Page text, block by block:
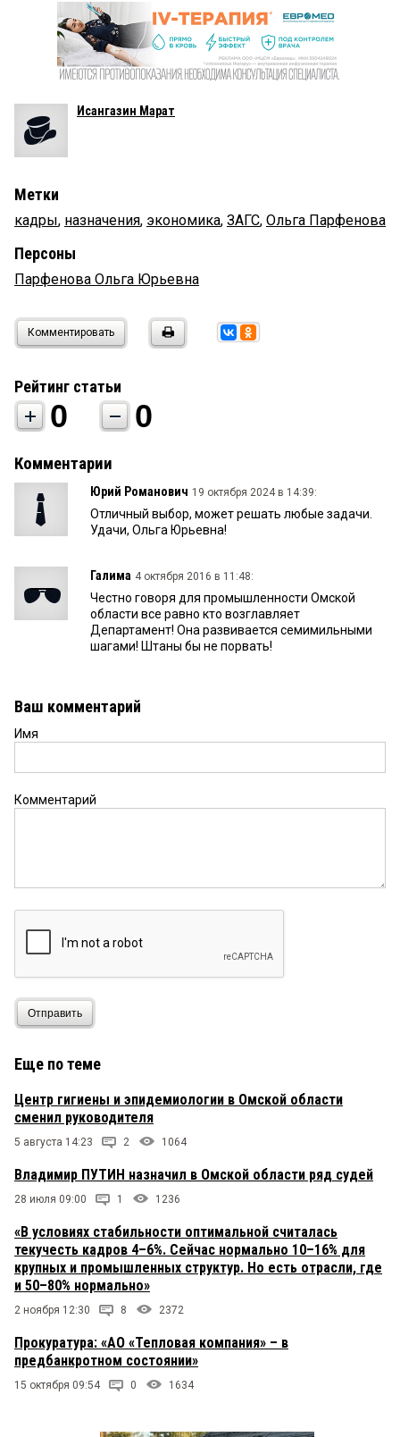
Исангазин Марат
Метки
кадры, назначения, экономика, ЗАГС, Ольга Парфенова
Персоны
Парфенова Ольга Юрьевна
Комментировать
Рейтинг статьи
0 0
Комментарии
Юрий Романович 19 октября 2024 в 14:39:
Отличный выбор, может решать любые задачи.
Удачи, Ольга Юрьевна!
Галима 4 октября 2016 в 11:48:
Честно говоря для промышленности Омской
области все равно кто возглавляет
Департамент! Она развивается семимильными
шагами! Штаны бы не порвать!
Ваш комментарий
Имя
Комментарий
Отправить
Еще по теме
Центр гигиены и эпидемиологии в Омской области
сменил руководителя
5 августа 14:23 2 1064
Владимир ПУТИН назначил в Омской области ряд судей
28 июля 09:00 1 1236
«В условиях стабильности оптимальной считалась
текучесть кадров 4–6%. Сейчас нормально 10–16% для
крупных и промышленных структур. Но есть отрасли, где
и 50–80% нормально»
2 ноября 12:30 8 2372
Прокуратура: «АО «Тепловая компания» – в
предбанкротном состоянии»
15 октября 09:54 0 1634